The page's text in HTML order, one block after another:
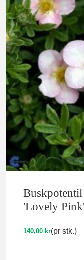
'Lovely
140,00 kr(pr stk.)